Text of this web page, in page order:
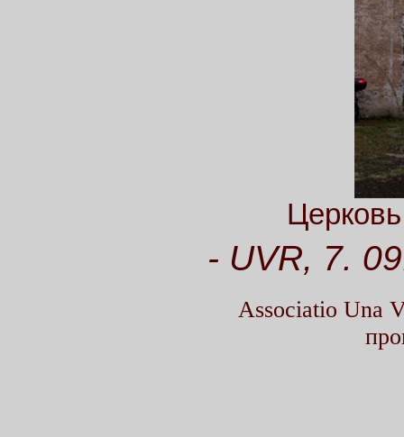
- UVR, 7.
Associatio Una